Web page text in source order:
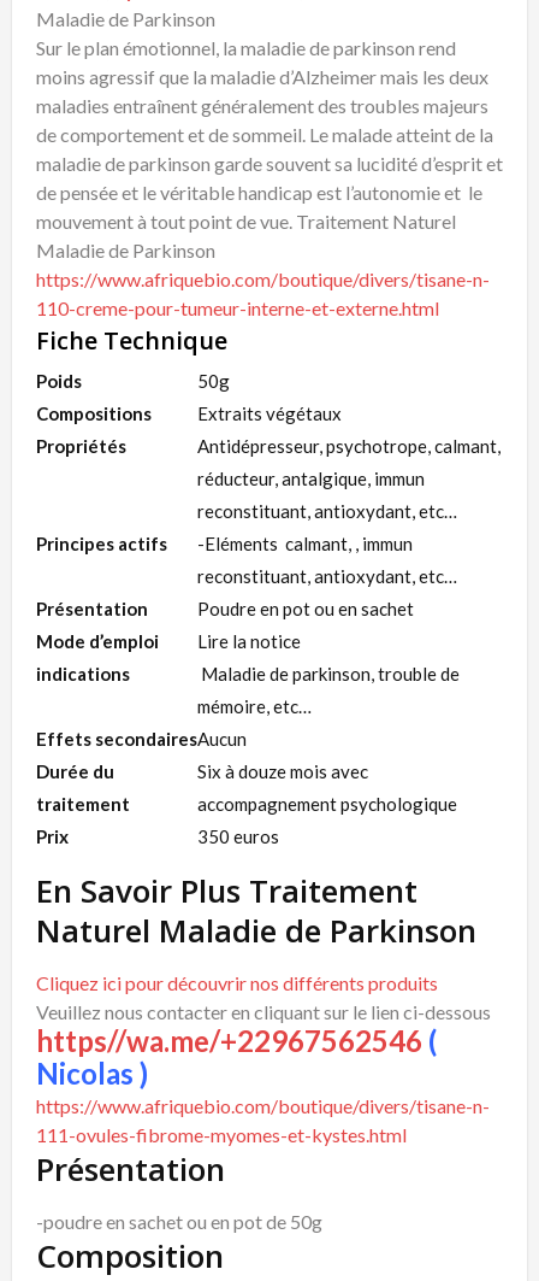
Maladie de Parkinson
Sur le plan émotionnel, la maladie de parkinson rend
moins agressif que la maladie d’Alzheimer mais les deux
maladies entraînent généralement des troubles majeurs
de comportement et de sommeil. Le malade atteint de la
maladie de parkinson garde souvent sa lucidité d’esprit et
de pensée et le véritable handicap est l’autonomie et le
mouvement à tout point de vue. Traitement Naturel
Maladie de Parkinson
https://www.afriquebio.com/boutique/divers/tisane-n-
110-creme-pour-tumeur-interne-et-externe.html
Fiche Technique
Poids
50g
Compositions
Extraits végétaux
Propriétés
Antidépresseur, psychotrope, calmant,
réducteur, antalgique, immun
reconstituant, antioxydant, etc…
Principes actifs
-Eléments calmant, , immun
reconstituant, antioxydant, etc…
Présentation
Poudre en pot ou en sachet
Mode d’emploi
Lire la notice
indications
Maladie de parkinson, trouble de
mémoire, etc…
Effets secondairesAucun
Durée du
traitement
Six à douze mois avec
accompagnement psychologique
Prix
350 euros
En Savoir Plus Traitement
Naturel Maladie de Parkinson
Cliquez ici pour découvrir nos différents produits
Veuillez nous contacter en cliquant sur le lien ci-dessous
https//wa.me/+22967562546 (
Nicolas )
https://www.afriquebio.com/boutique/divers/tisane-n-
111-ovules-fibrome-myomes-et-kystes.html
Présentation
-poudre en sachet ou en pot de 50g
Composition